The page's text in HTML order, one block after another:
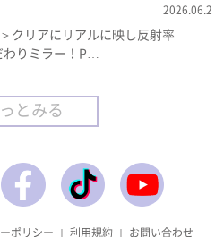
2026.06.2
クリアにリアルに映し反射率
わりミラー！P…
とみる
ポリシー ｜ 利用規約 ｜ お問い合わせ